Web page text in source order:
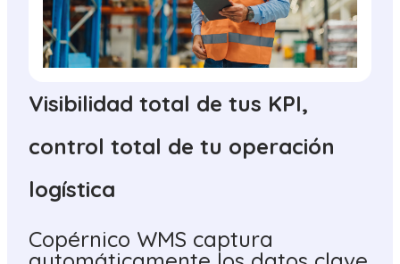
Visibilidad total de tus KPI,
control total de tu operación
logística
Copérnico WMS captura